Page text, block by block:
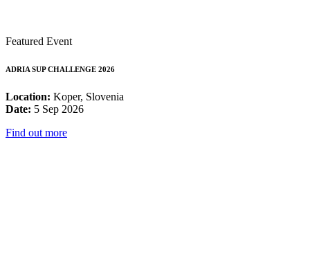
Featured Event
ADRIA SUP CHALLENGE 2026
Location: Koper, Slovenia
Date: 5 Sep 2026
Find out more